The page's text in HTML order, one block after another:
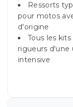
Ressorts
pour motos
d'origine
Tous les
rigueurs d'une
intensive